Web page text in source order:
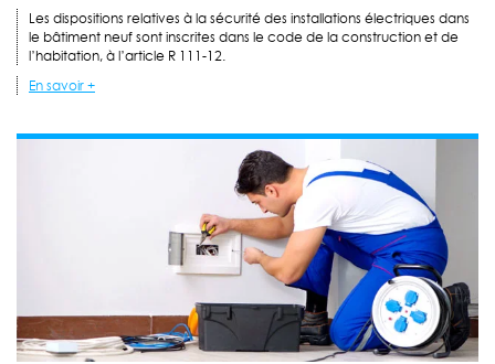
Les dispositions relatives à la sécurité des installations électriques dans
le bâtiment neuf sont inscrites dans le code de la construction et de
l’habitation, à l’article R 111-12.
En savoir +